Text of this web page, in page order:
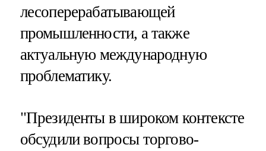
лесоперерабатывающей
промышленности, а также
актуальную международную
проблематику.
"Президенты в широком контексте
обсудили вопросы торгово-